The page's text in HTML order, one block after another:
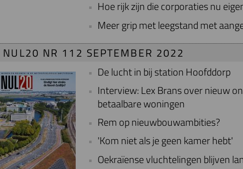
Hoe rijk zijn die corporaties nu
Meer grip met leegstand met
NUL20 NR 112 SEPTEMBER 2022
De lucht in bij station Hoofddorp
Interview: Lex Brans over nieuw
betaalbare woningen
Rem op nieuwbouwambities?
'Kom niet als je geen kamer hebt'
Oekraïense vluchtelingen blijven